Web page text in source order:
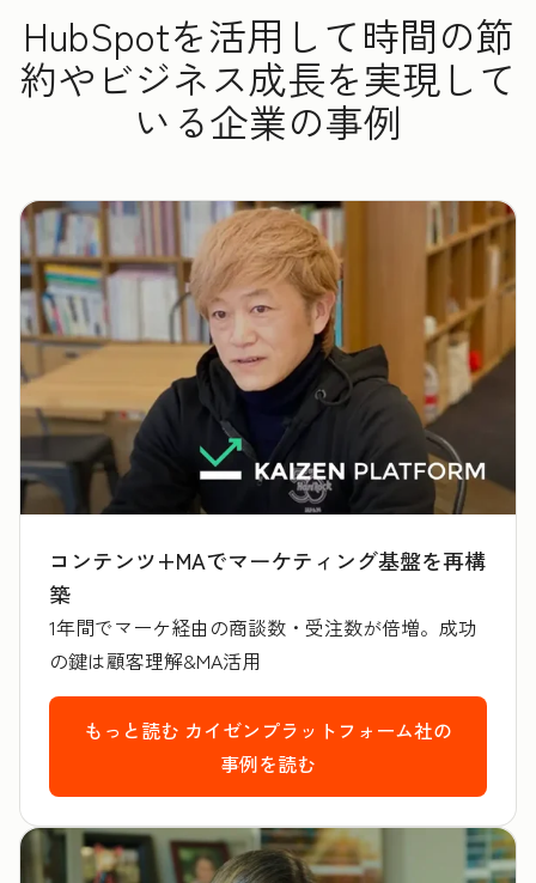
HubSpotを活用して時間の節
約やビジネス成長を実現して
いる企業の事例
コンテンツ+MAでマーケティング基盤を再構
築
1年間でマーケ経由の商談数・受注数が倍増。成功
の鍵は顧客理解&MA活用
もっと読む カイゼンプラットフォーム社の
事例を読む